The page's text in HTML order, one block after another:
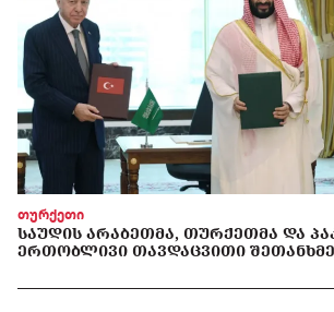
თურქეთი
ᲡᲐᲣᲓᲘᲡ ᲐᲠᲐᲑᲔᲗᲛᲐ, ᲗᲣᲠᲥᲔᲗᲛᲐ ᲓᲐ
ᲔᲠᲗᲝᲑᲚᲘᲕᲘ ᲗᲐᲕᲓᲐᲪᲕᲘᲗᲘ